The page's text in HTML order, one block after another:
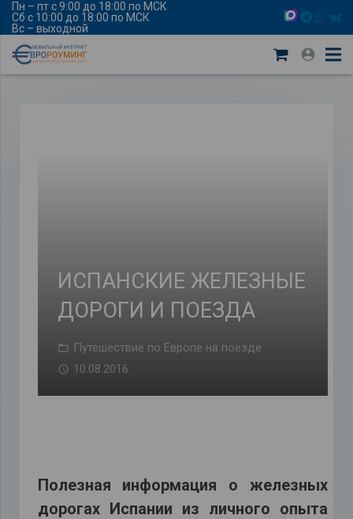
Пн – пт с 9:00 до 18:00 по МСК
Сб с 10:00 до 18:00 по МСК
Вс – выходной
ИСПАНСКИЕ ЖЕЛЕЗНЫЕ
ДОРОГИ И ПОЕЗДА
Путешествие по Европе на поезде
10.08.2016
Полезная информация о железных
дорогах Испании из личного опыта